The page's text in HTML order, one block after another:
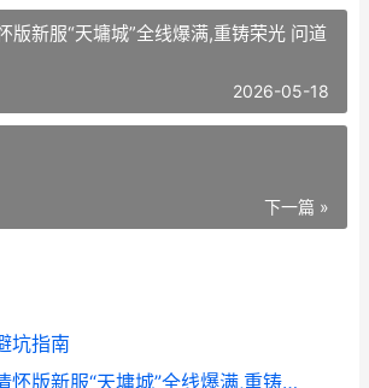
版新服“天墉城”全线爆满,重铸荣光 问道
2026-05-18
下一篇 »
坑指南
《问道》典范情怀版新服“天墉城”全线爆满,重铸荣光 问道经典官网